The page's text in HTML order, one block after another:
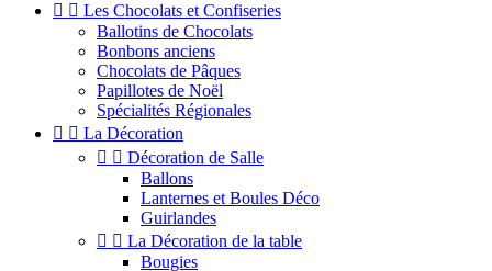
  Les Chocolats et Confiseries
Ballotins de Chocolats
Bonbons anciens
Chocolats de Pâques
Papillotes de Noël
Spécialités Régionales
  La Décoration
  Décoration de Salle
Ballons
Lanternes et Boules Déco
Guirlandes
  La Décoration de la table
Bougies